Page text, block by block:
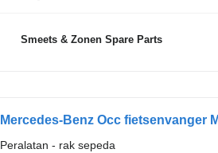
Smeets & Zonen Spare Parts
Mercedes-Benz Occ fietsenvanger
Peralatan - rak sepeda